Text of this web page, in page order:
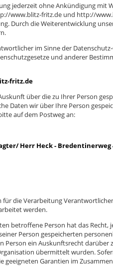
jederzeit ohne Ankündigung mit
www.blitz-fritz.de und http://
Durch die Weiterentwicklung
im Sinne der
und anderer
fritz.de
über die zu Ihrer Person
Daten wir über Ihre Person
auf dem Postweg an:
Herr Heck - Bredentinerweg
für die Verarbeitung
werden.
betroffene Person hat das Recht,
Person gespeicherten
Person ein Auskunftsrecht darüber
übermittelt wurden.
geeigneten Garantien im